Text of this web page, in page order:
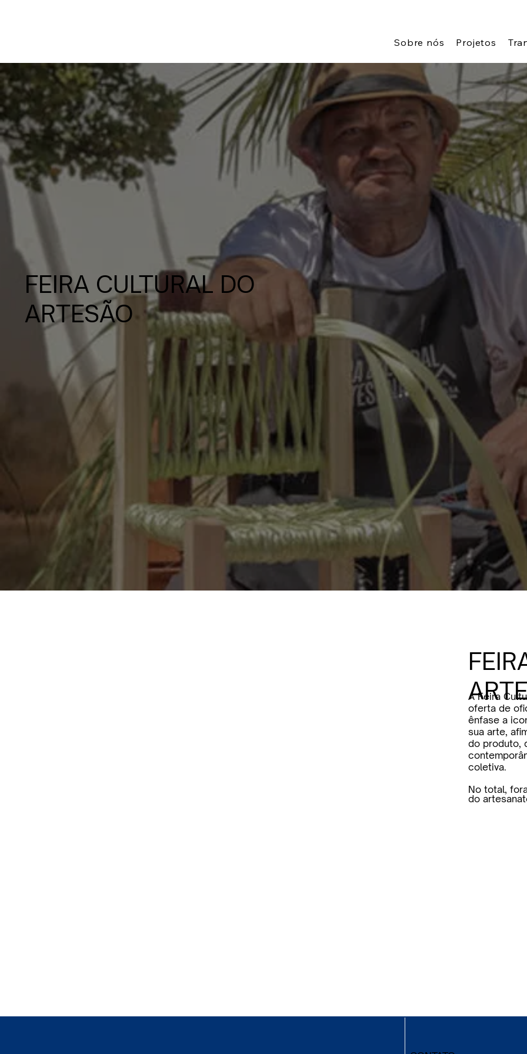
Sobre nós Projetos
FEIRA CULTURAL DO
ARTESÃO
A Feira
oferta de
ênfase a
sua arte,
do produto,
coletiva.
No total,
do